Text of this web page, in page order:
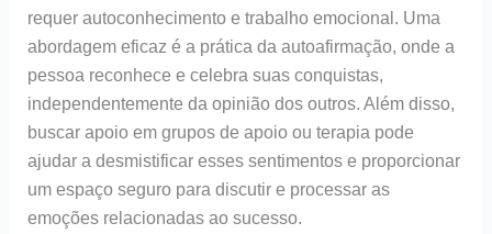
requer autoconhecimento e trabalho emocional. Uma
abordagem eficaz é a prática da autoafirmação, onde a
pessoa reconhece e celebra suas conquistas,
independentemente da opinião dos outros. Além disso,
buscar apoio em grupos de apoio ou terapia pode
ajudar a desmistificar esses sentimentos e proporcionar
um espaço seguro para discutir e processar as
emoções relacionadas ao sucesso.